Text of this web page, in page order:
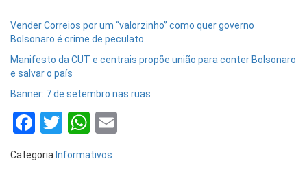
Vender Correios por um “valorzinho” como quer governo
Bolsonaro é crime de peculato
Manifesto da CUT e centrais propõe união para conter Bolsonaro
e salvar o país
Banner: 7 de setembro nas ruas
Facebook
TwitterWhatsApp
Categoria Informativos